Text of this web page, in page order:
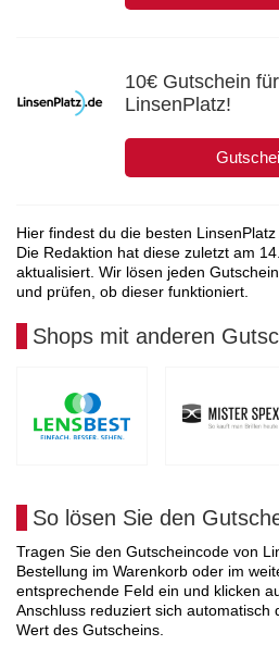
10€ Gutschein
LinsenPlatz!
Hier findest du die besten
Die Redaktion hat diese zuletzt am
aktualisiert. Wir lösen jeden
und prüfen, ob dieser funktioniert.
Shops mit anderen
So lösen Sie den
Tragen Sie den Gutscheincode von
Bestellung im Warenkorb oder im
entsprechende Feld ein und klicken
Anschluss reduziert sich automatisch
Wert des Gutscheins.